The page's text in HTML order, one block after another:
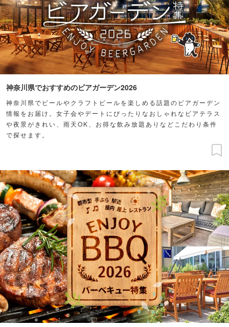
神奈川県でおすすめのビアガーデン2026
神奈川県でビールやクラフトビールを楽しめる話題のビアガーデン
情報をお届け。女子会やデートにぴったりなおしゃれなビアテラス
や夜景がきれい、雨天OK、お得な飲み放題ありなどこだわり条件
で探せます。